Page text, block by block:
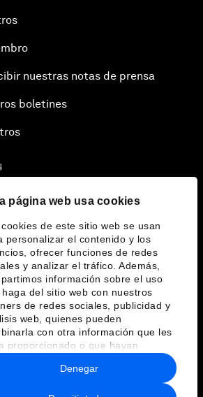
página web usa cookies
de este sitio web se usan
personalizar el contenido y los
ofrecer funciones de redes
y analizar el tráfico. Además,
información sobre el uso
del sitio web con nuestros
de redes sociales, publicidad y
web, quienes pueden
con otra información que les
proporcionado o que hayan
a partir del uso que haya
de sus servicios.
Denegar
nuestras notas de prensa
boletines
el Foro
idiomas
privacidad y normas de uso